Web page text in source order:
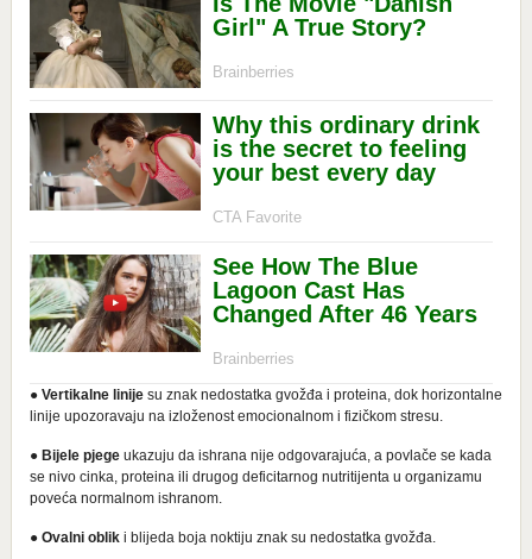
● Vertikalne linijesu znak nedostatka gvožđa i proteina, dok horizontalne
linije upozoravaju na izloženost emocionalnom i fizičkom stresu.
● Bijele pjegeukazuju da ishrana nije odgovarajuća, a povlače se kada
se nivo cinka, proteina ili drugog deficitarnog nutritijenta u organizamu
poveća normalnom ishranom.
● Ovalni obliki blijeda boja noktiju znak su nedostatka gvožđa.